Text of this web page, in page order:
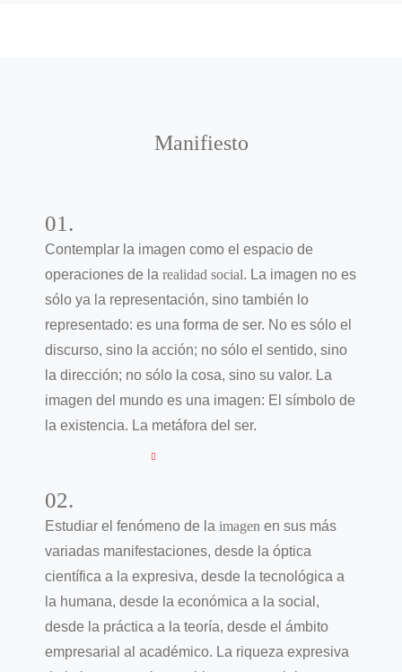
Manifiesto
01.
Contemplar la imagen como el espacio de
operaciones de la realidad social. La imagen no es
sólo ya la representación, sino también lo
representado: es una forma de ser. No es sólo el
discurso, sino la acción; no sólo el sentido, sino
la dirección; no sólo la cosa, sino su valor. La
imagen del mundo es una imagen: El símbolo de
la existencia. La metáfora del ser.
02.
Estudiar el fenómeno de la imagen en sus más
variadas manifestaciones, desde la óptica
científica a la expresiva, desde la tecnológica a
la humana, desde la económica a la social,
desde la práctica a la teoría, desde el ámbito
empresarial al académico. La riqueza expresiva